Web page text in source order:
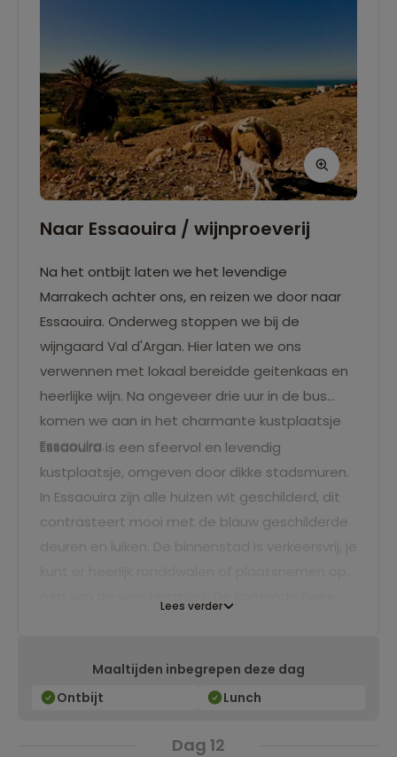
Naar Essaouira / wijnproeverij
Na het ontbijt laten we het levendige
Marrakech achter ons, en reizen we door naar
Essaouira. Onderweg stoppen we bij de
wijngaard Val d'Argan. Hier laten we ons
verwennen met lokaal bereidde geitenkaas en
heerlijke wijn. Na ongeveer drie uur in de bus
komen we aan in het charmante kustplaatsje
Essaouira.
Essaouira is een sfeervol en levendig
kustplaatsje, omgeven door dikke stadsmuren.
In Essaouira zijn alle huizen wit geschilderd, dit
contrasteert mooi met de blauw geschilderde
Lees verder
Maaltijden inbegrepen deze dag
Ontbijt
Lunch
Dag 12